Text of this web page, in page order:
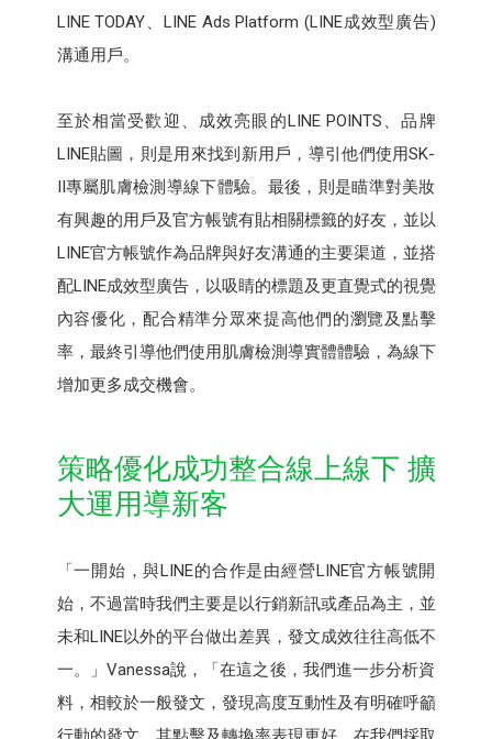
LINE TODAY、LINE Ads Platform (LINE成效型廣告)
溝通用戶。
至於相當受歡迎、成效亮眼的LINE POINTS、品牌
LINE貼圖，則是用來找到新用戶，導引他們使用SK-
II專屬肌膚檢測導線下體驗。最後，則是瞄準對美妝
有興趣的用戶及官方帳號有貼相關標籤的好友，並以
LINE官方帳號作為品牌與好友溝通的主要渠道，並搭
配LINE成效型廣告，以吸睛的標題及更直覺式的視覺
內容優化，配合精準分眾來提高他們的瀏覽及點擊
率，最終引導他們使用肌膚檢測導實體體驗，為線下
增加更多成交機會。
策略優化成功整合線上線下 擴
大運用導新客
「一開始，與LINE的合作是由經營LINE官方帳號開
始，不過當時我們主要是以行銷新訊或產品為主，並
未和LINE以外的平台做出差異，發文成效往往高低不
一。」Vanessa說，「在這之後，我們進一步分析資
料，相較於一般發文，發現高度互動性及有明確呼籲